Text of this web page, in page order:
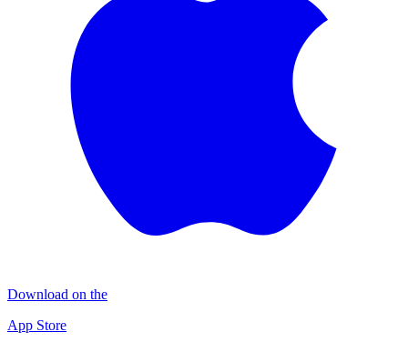
Download on the
App Store